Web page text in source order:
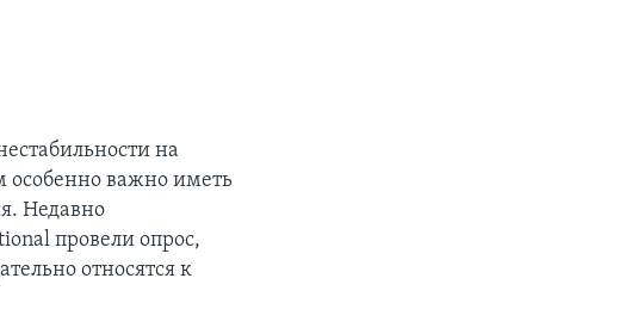
на
особенно важно иметь
Недавно
провели опрос,
относятся к